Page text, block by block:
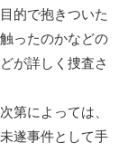
的で抱きついた
ったのかなどの
が詳しく捜査さ
第によっては、
遂事件として手